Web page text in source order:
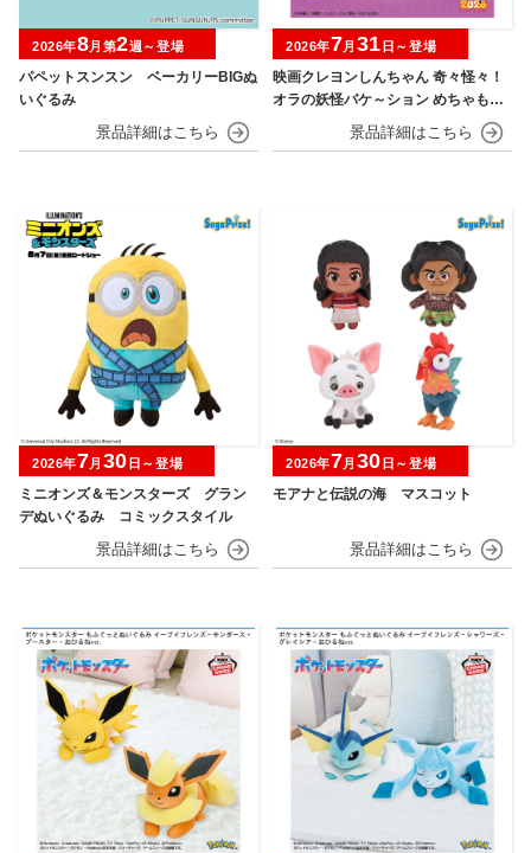
パペットスンスン ベーカリーBIGぬ
いぐるみ
2026年8月第2週～登場
映画クレヨンしんちゃん 奇々怪々！
オラの妖怪バケ～ション めちゃもふ
ぐっとぬいぐるみ シロ
2026年7月 31 日～登場
ミニオンズ＆モンスターズ グラン
デぬいぐるみ コミックスタイル
2026年7月 30 日～登場
モアナと伝説の海 マスコット
2026年7月 30 日～登場